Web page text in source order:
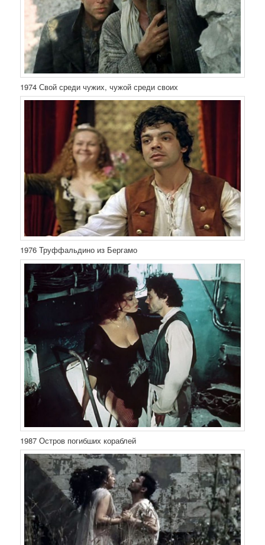
1974 Свой среди чужих, чужой среди своих
1976 Труффальдино из Бергамо
1987 Остров погибших кораблей